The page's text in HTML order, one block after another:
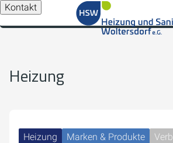
Kontakt
Heizung
Heizung Marken & Produkte